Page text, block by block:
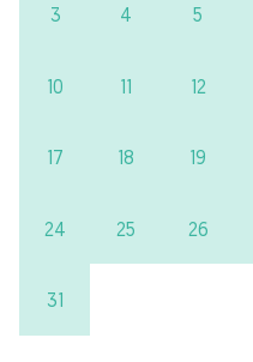
3 4 5
10 11 12
17 18 19
24 25 26
31